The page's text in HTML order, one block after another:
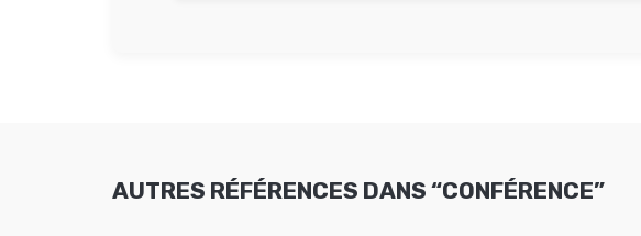
AUTRES RÉFÉRENCES DANS “CONFÉRENCE”